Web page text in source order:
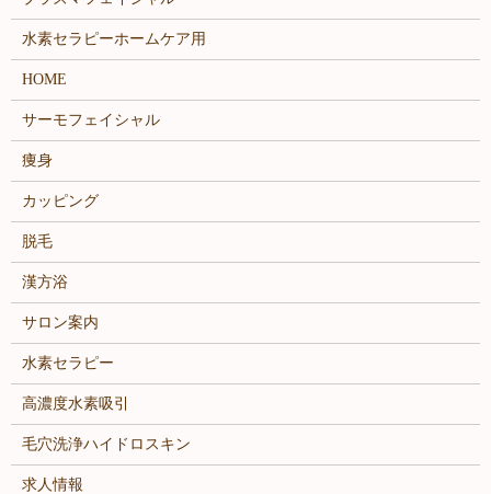
水素セラピーホームケア用
HOME
サーモフェイシャル
痩身
カッピング
脱毛
漢方浴
サロン案内
水素セラピー
高濃度水素吸引
毛穴洗浄ハイドロスキン
求人情報